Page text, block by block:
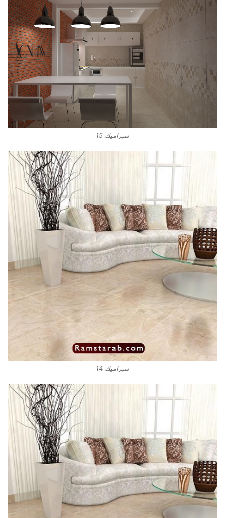
سيراميك 15
سيراميك 14